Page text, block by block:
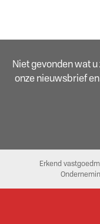
Niet gevonden wat
onze nieuwsbrief
Erkend